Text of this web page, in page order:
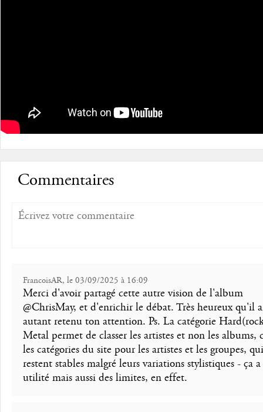
Commentaires
FrancoisAR, le 03/09/2025 à 16:09
Merci d'avoir partagé cette autre vision de l'album
@ChrisMay, et d'enrichir le débat. Très heureux qu'il
autant retenu ton attention. Ps. La catégorie
Metal permet de classer les artistes et non les albums,
les catégories du site pour les artistes et les groupes, qui
restent stables malgré leurs variations stylistiques - ça
utilité mais aussi des limites, en effet.